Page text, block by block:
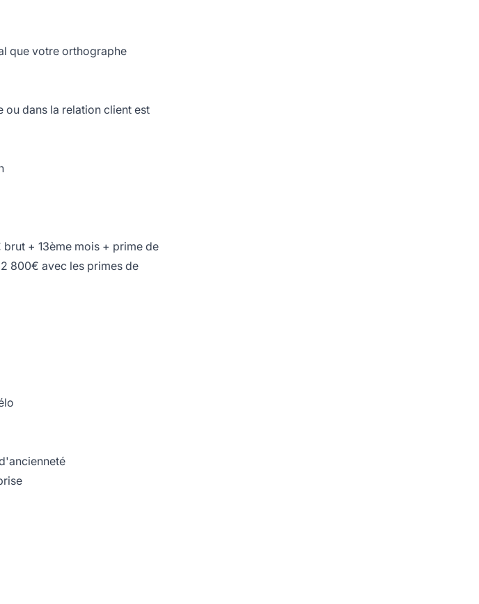
que votre orthographe
ou dans la relation client est
+ 13ème mois + prime de
800€ avec les primes de